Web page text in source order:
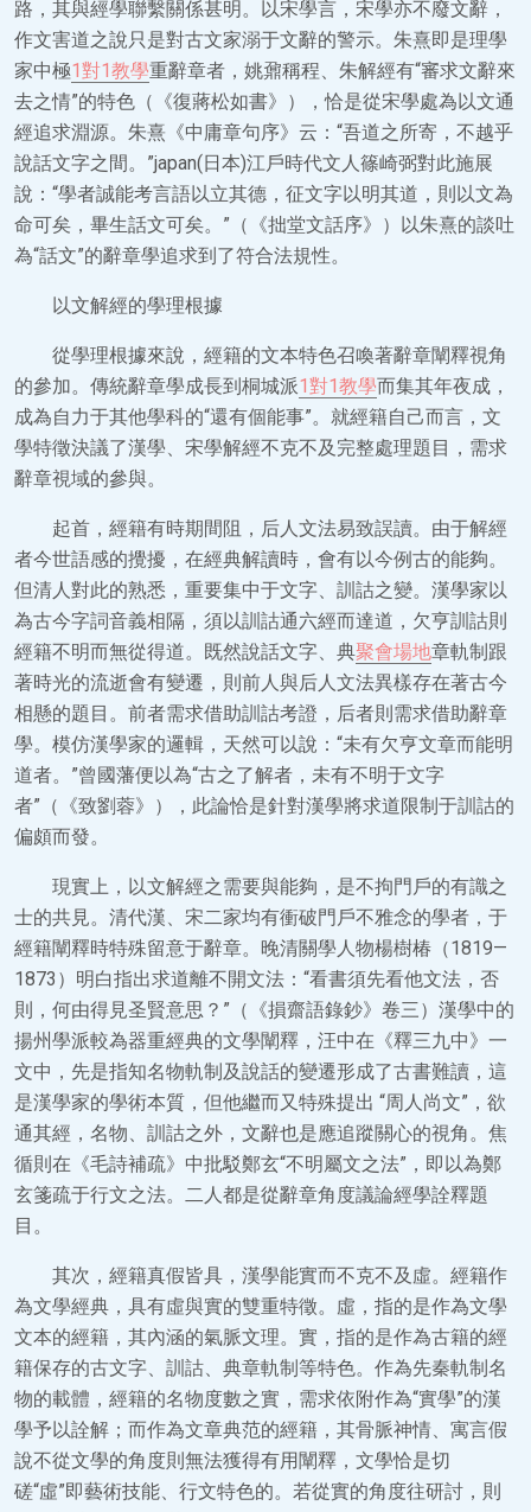
路，其與經學聯繫關係甚明。以宋學言，宋學亦不廢文辭，
作文害道之說只是對古文家溺于文辭的警示。朱熹即是理學
家中極1對1教學重辭章者，姚鼐稱程、朱解經有“審求文辭來
去之情”的特色（《復蔣松如書》），恰是從宋學處為以文通
經追求淵源。朱熹《中庸章句序》云：“吾道之所寄，不越乎
說話文字之間。”japan(日本)江戶時代文人篠崎弼對此施展
說：“學者誠能考言語以立其德，征文字以明其道，則以文為
命可矣，畢生話文可矣。”（《拙堂文話序》）以朱熹的談吐
為“話文”的辭章學追求到了符合法規性。
以文解經的學理根據
從學理根據來說，經籍的文本特色召喚著辭章闡釋視角
的參加。傳統辭章學成長到桐城派1對1教學而集其年夜成，
成為自力于其他學科的“還有個能事”。就經籍自己而言，文
學特徵決議了漢學、宋學解經不克不及完整處理題目，需求
辭章視域的參與。
起首，經籍有時期間阻，后人文法易致誤讀。由于解經
者今世語感的攪擾，在經典解讀時，會有以今例古的能夠。
但清人對此的熟悉，重要集中于文字、訓詁之變。漢學家以
為古今字詞音義相隔，須以訓詁通六經而達道，欠亨訓詁則
經籍不明而無從得道。既然說話文字、典聚會場地章軌制跟
著時光的流逝會有變遷，則前人與后人文法異樣存在著古今
相懸的題目。前者需求借助訓詁考證，后者則需求借助辭章
學。模仿漢學家的邏輯，天然可以說：“未有欠亨文章而能明
道者。”曾國藩便以為“古之了解者，未有不明于文字
者”（《致劉蓉》），此論恰是針對漢學將求道限制于訓詁的
偏頗而發。
現實上，以文解經之需要與能夠，是不拘門戶的有識之
士的共見。清代漢、宋二家均有衝破門戶不雅念的學者，于
經籍闡釋時特殊留意于辭章。晚清關學人物楊樹椿（1819—
1873）明白指出求道離不開文法：“看書須先看他文法，否
則，何由得見圣賢意思？”（《損齋語錄鈔》卷三）漢學中的
揚州學派較為器重經典的文學闡釋，汪中在《釋三九中》一
文中，先是指知名物軌制及說話的變遷形成了古書難讀，這
是漢學家的學術本質，但他繼而又特殊提出 “周人尚文”，欲
通其經，名物、訓詁之外，文辭也是應追蹤關心的視角。焦
循則在《毛詩補疏》中批駁鄭玄“不明屬文之法”，即以為鄭
玄箋疏于行文之法。二人都是從辭章角度議論經學詮釋題
目。
其次，經籍真假皆具，漢學能實而不克不及虛。經籍作
為文學經典，具有虛與實的雙重特徵。虛，指的是作為文學
文本的經籍，其內涵的氣脈文理。實，指的是作為古籍的經
籍保存的古文字、訓詁、典章軌制等特色。作為先秦軌制名
物的載體，經籍的名物度數之實，需求依附作為“實學”的漢
學予以詮解；而作為文章典范的經籍，其骨脈神情、寓言假
說不從文學的角度則無法獲得有用闡釋，文學恰是切
磋“虛”即藝術技能、行文特色的。若從實的角度往研討，則